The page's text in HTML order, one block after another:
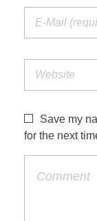
Save my
for the next